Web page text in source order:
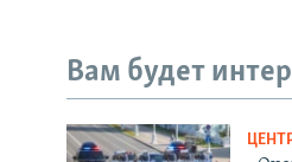
Вам будет